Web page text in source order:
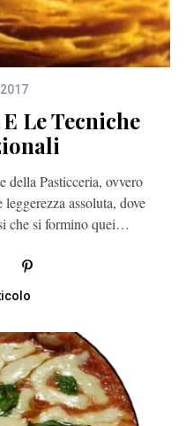
Le Tecniche
della Pasticceria, ovvero
assoluta, dove
che si formino quei…